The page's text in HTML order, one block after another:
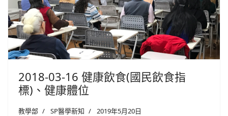
2018-03-16 健康飲食(國民飲食指
標)、健康體位
教學部 SP醫學新知 2019年5月20日